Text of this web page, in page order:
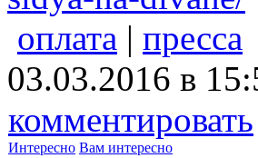
оплата | пресса
03.03.2016 в
комментировать
Интересно Вам интересно